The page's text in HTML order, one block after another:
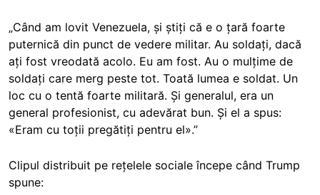
„Când am lovit Venezuela, și știți că e o țară foarte
puternică din punct de vedere militar. Au soldați, dacă
ați fost vreodată acolo. Eu am fost. Au o mulțime de
soldați care merg peste tot. Toată lumea e soldat. Un
loc cu o tentă foarte militară. Și generalul, era un
general profesionist, cu adevărat bun. Și el a spus:
«Eram cu toții pregătiți pentru el».”
Clipul distribuit pe rețelele sociale începe când Trump
spune: